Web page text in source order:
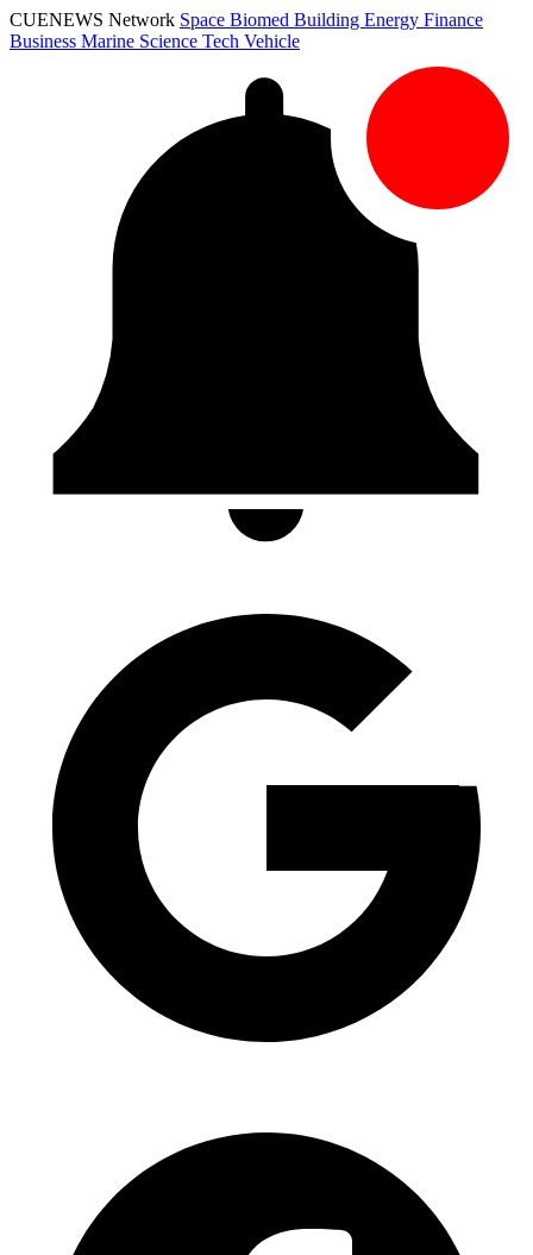
CUENEWS Network Space Biomed Building Energy Finance
Business Marine Science Tech Vehicle